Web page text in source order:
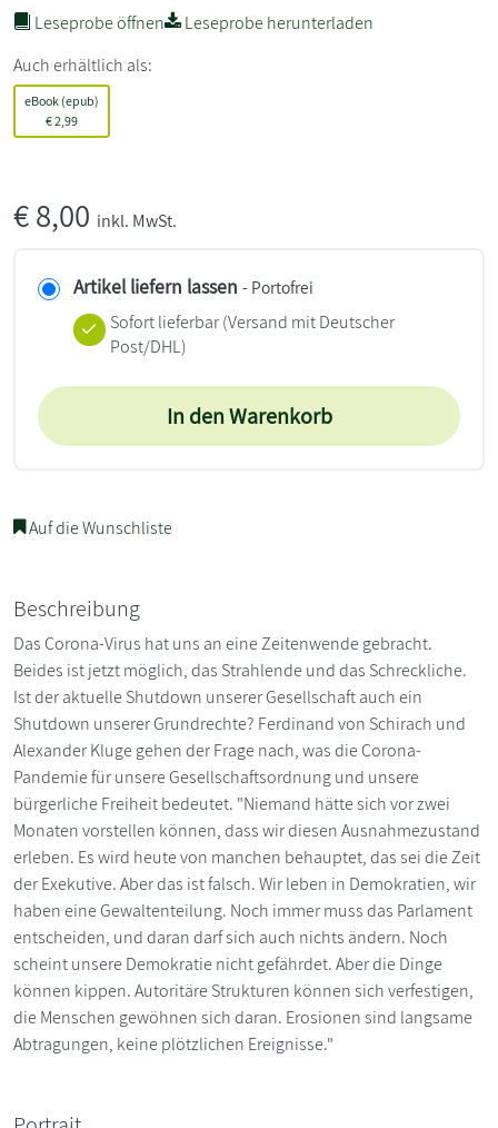
Leseprobe öffnen
Leseprobe herunterladen
Auch erhältlich als:
eBook (epub)
€2,99
€8,00 inkl. MwSt.
Artikel liefern lassen - Portofrei
Sofort lieferbar(Versand mit Deutscher
Post/DHL)
In den Warenkorb
Auf die Wunschliste
Beschreibung
Das Corona-Virus hat uns an eine Zeitenwende gebracht.
Beides ist jetzt möglich, das Strahlende und das Schreckliche.
Ist der aktuelle Shutdown unserer Gesellschaft auch ein
Shutdown unserer Grundrechte? Ferdinand von Schirach und
Alexander Kluge gehen der Frage nach, was die Corona-
Pandemie für unsere Gesellschaftsordnung und unsere
bürgerliche Freiheit bedeutet. "Niemand hätte sich vor zwei
Monaten vorstellen können, dass wir diesen Ausnahmezustand
erleben. Es wird heute von manchen behauptet, das sei die Zeit
der Exekutive. Aber das ist falsch. Wir leben in Demokratien, wir
haben eine Gewaltenteilung. Noch immer muss das Parlament
entscheiden, und daran darf sich auch nichts ändern. Noch
scheint unsere Demokratie nicht gefährdet. Aber die Dinge
können kippen. Autoritäre Strukturen können sich verfestigen,
die Menschen gewöhnen sich daran. Erosionen sind langsame
Abtragungen, keine plötzlichen Ereignisse."